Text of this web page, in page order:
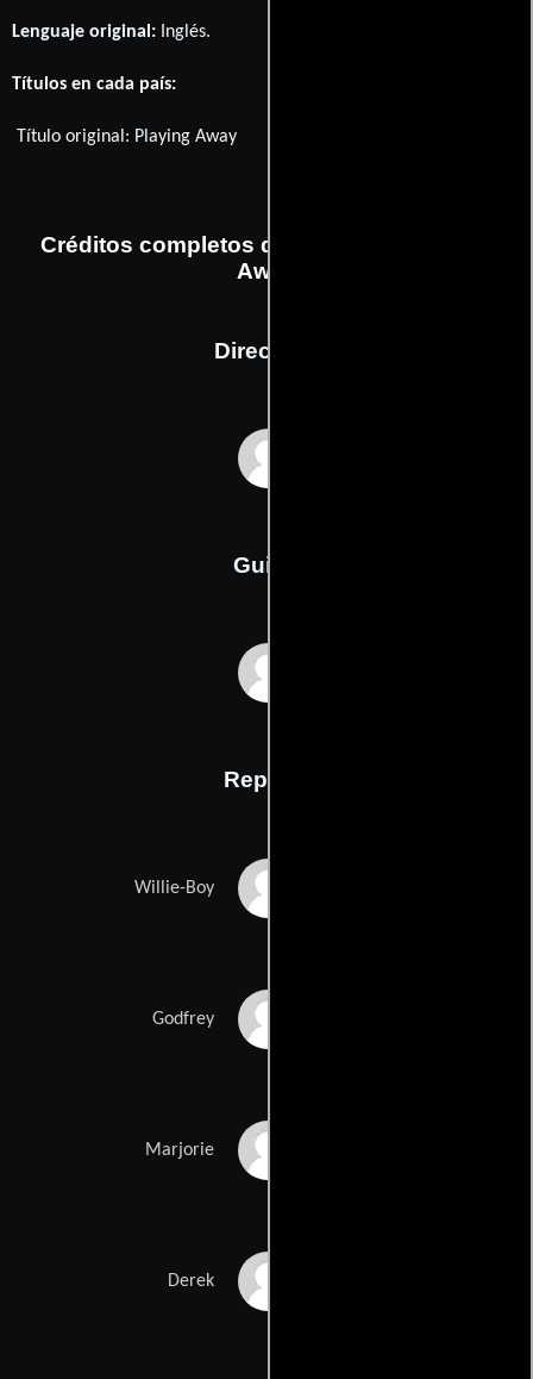
Lenguaje original: Inglés.
Títulos en cada país:
Título original: Playing Away
Créditos completos de la película Playing
Away
Dirección
Guión
Reparto
Willie-Boy
Godfrey
Marjorie
Derek